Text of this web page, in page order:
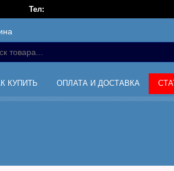
Тел:
КУПИТЬ ОПЛАТА И ДОСТАВКА